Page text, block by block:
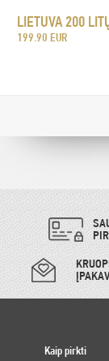
LIETUVA 200
199.90 EUR
Kaip pirkti